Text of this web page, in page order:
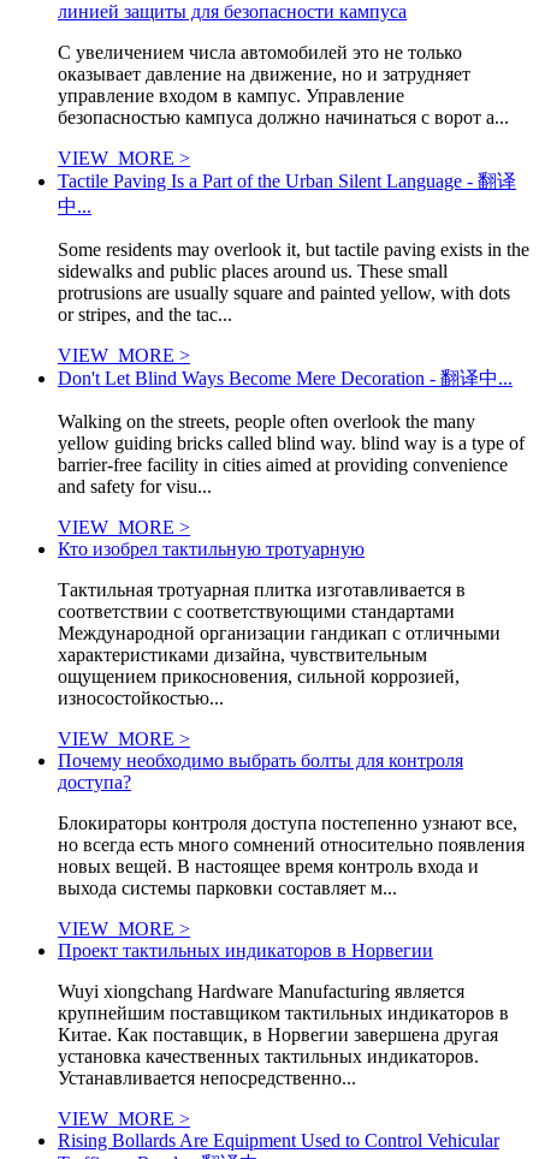
линией защиты для безопасности кампуса
С увеличением числа автомобилей это не только
оказывает давление на движение, но и затрудняет
управление входом в кампус. Управление
безопасностью кампуса должно начинаться с ворот а...
VIEW_MORE >
Tactile Paving Is a Part of the Urban Silent Language - 翻译
中...
Some residents may overlook it, but tactile paving exists in the
sidewalks and public places around us. These small
protrusions are usually square and painted yellow, with dots
or stripes, and the tac...
VIEW_MORE >
Don't Let Blind Ways Become Mere Decoration - 翻译中...
Walking on the streets, people often overlook the many
yellow guiding bricks called blind way. blind way is a type of
barrier-free facility in cities aimed at providing convenience
and safety for visu...
VIEW_MORE >
Кто изобрел тактильную тротуарную
Тактильная тротуарная плитка изготавливается в
соответствии с соответствующими стандартами
Международной организации гандикап с отличными
характеристиками дизайна, чувствительным
ощущением прикосновения, сильной коррозией,
износостойкостью...
VIEW_MORE >
Почему необходимо выбрать болты для контроля
доступа?
Блокираторы контроля доступа постепенно узнают все,
но всегда есть много сомнений относительно появления
новых вещей. В настоящее время контроль входа и
выхода системы парковки составляет м...
VIEW_MORE >
Проект тактильных индикаторов в Норвегии
Wuyi xiongchang Hardware Manufacturing является
крупнейшим поставщиком тактильных индикаторов в
Китае. Как поставщик, в Норвегии завершена другая
установка качественных тактильных индикаторов.
Устанавливается непосредственно...
VIEW_MORE >
Rising Bollards Are Equipment Used to Control Vehicular